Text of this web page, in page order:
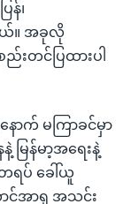
န်၊
ယ်။ အခုလို
တင်ပြထားပါ
ောက် မကြာခင်မှာ
ြန်မာ့အရေးနဲ့
ရပ် ခေါ်ယူ
င်အာရှ အသင်း